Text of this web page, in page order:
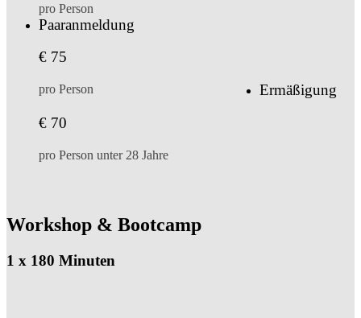
pro Person
Paaranmeldung
€ 75
pro Person
Ermäßigung
€ 70
pro Person unter 28 Jahre
Workshop & Bootcamp
1 x 180 Minuten